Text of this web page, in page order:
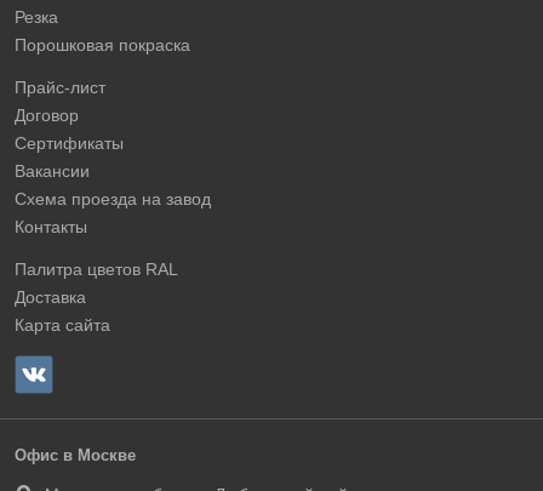
Резка
Порошковая покраска
Прайс-лист
Договор
Сертификаты
Вакансии
Схема проезда на завод
Контакты
Палитра цветов RAL
Доставка
Карта сайта
Офис в Москве